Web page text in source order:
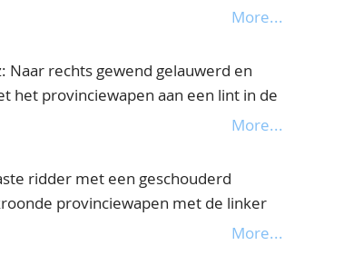
mt Gelders kruis Kz: Naar
- FIDENT - ES. jaartal,
More...
Naar rechts gewend gelauwerd en
het provinciewapen aan een lint in de
in de rechter mt Gelders kruis
of plusteken
Delm.938, Cnm.2.17.121, zeer fraai
More...
ridder met een geschouderd
provinciewapen met de linker
jaartal ter weerszijden
More...